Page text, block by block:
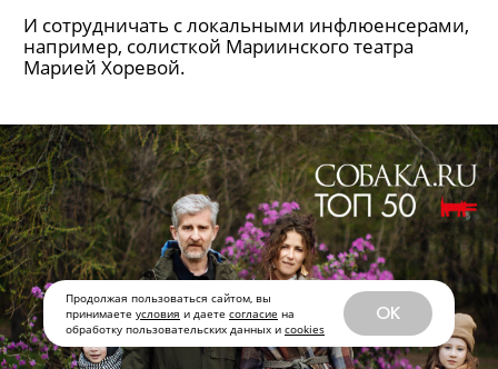
Продолжая пользоваться сайтом, вы
принимаете условия и даете согласие на
обработку пользовательских данных и cookies
OK
И сотрудничать с локальными инфлюенсерами,
например, солисткой Мариинского театра
Марией Хоревой.